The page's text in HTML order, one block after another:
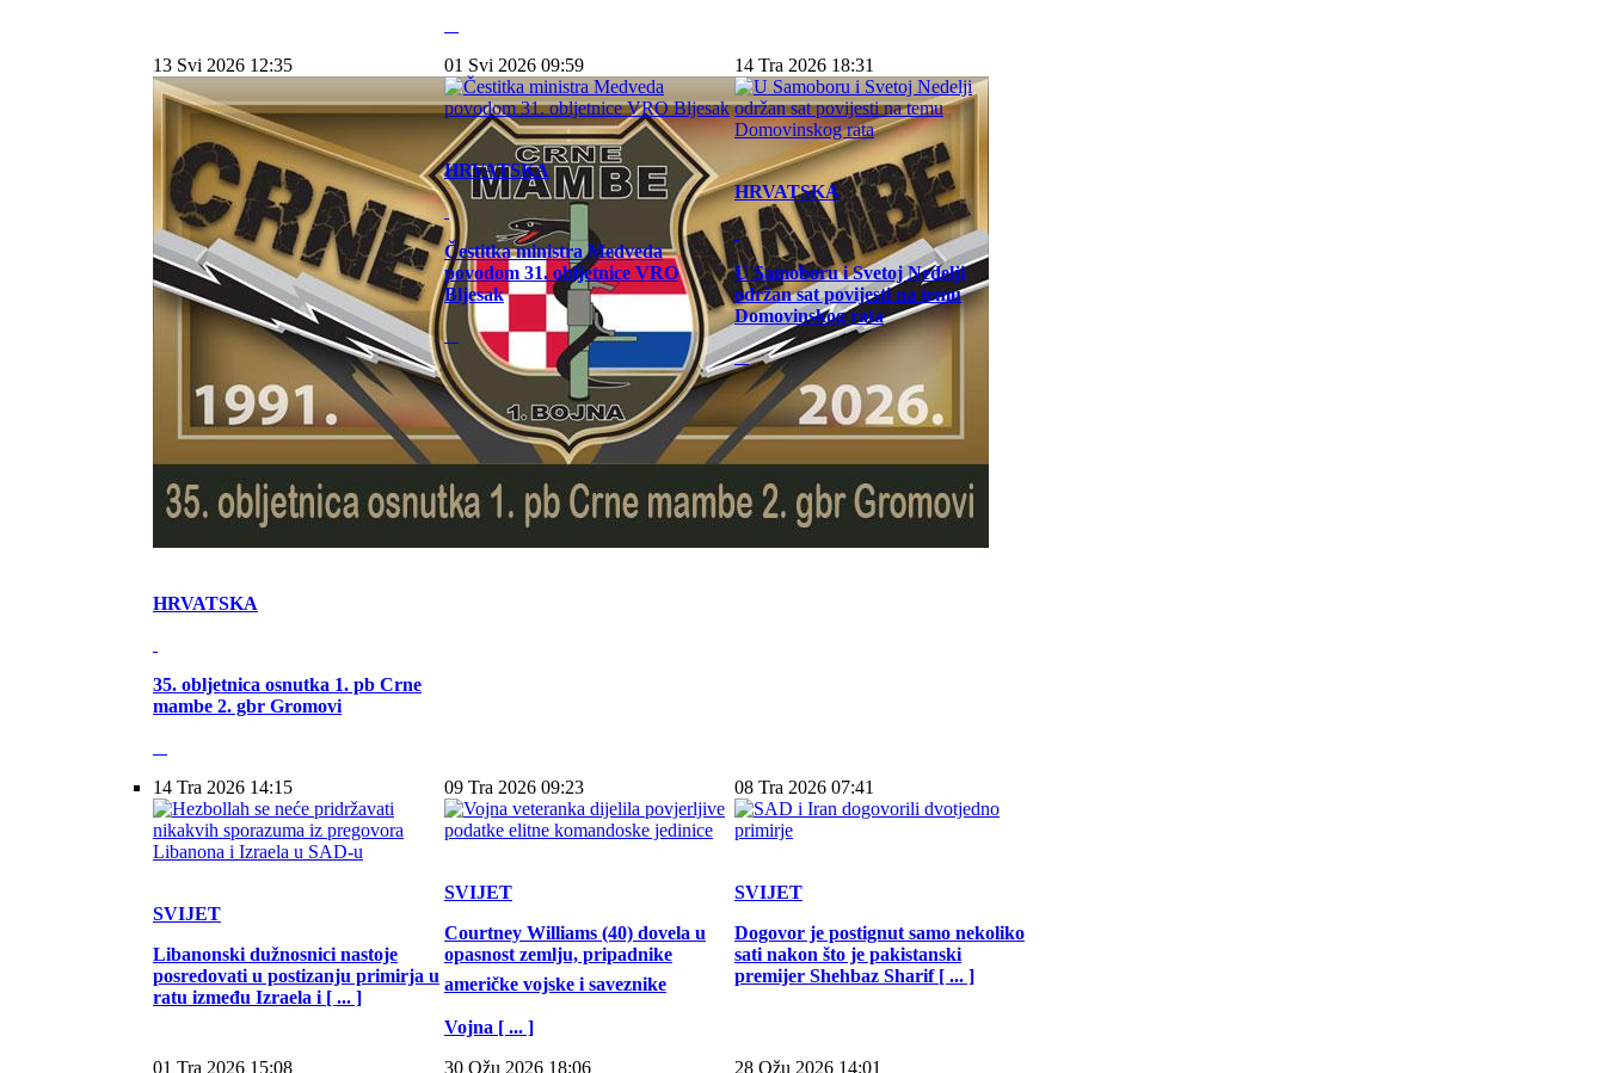
13 Svi 2026 12:35
HRVATSKA
35. obljetnica osnutka 1. pb Crne
mambe 2. gbr Gromovi
01 Svi 2026 09:59
HRVATSKA
Čestitka ministra Medveda
povodom 31. obljetnice VRO
Bljesak
14 Tra 2026 18:31
HRVATSKA
U Samoboru i Svetoj Nedelji
održan sat povijesti na temu
Domovinskog rata
14 Tra 2026 14:15
SVIJET
Libanonski dužnosnici nastoje
posredovati u postizanju primirja u
ratu između Izraela i [ ... ]
09 Tra 2026 09:23
SVIJET
Courtney Williams (40) dovela u
opasnost zemlju, pripadnike
američke vojske i saveznike
Vojna [ ... ]
08 Tra 2026 07:41
SVIJET
Dogovor je postignut samo nekoliko
sati nakon što je pakistanski
premijer Shehbaz Sharif [ ... ]
01 Tra 2026 15:08 30 Ožu 2026 18:06 28 Ožu 2026 14:01